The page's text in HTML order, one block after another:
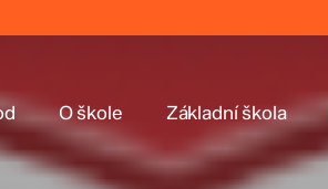
O škole Základní škola